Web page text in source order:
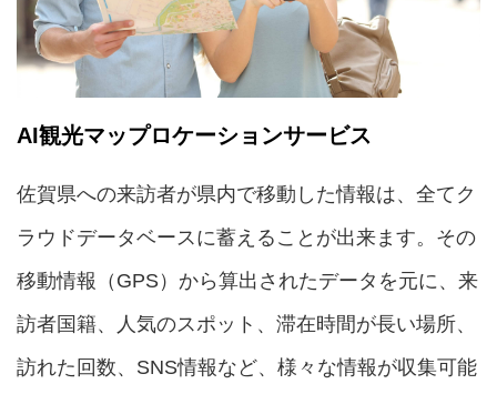
AI観光マップロケーションサービス
佐賀県への来訪者が県内で移動した情報は、全てク
ラウドデータベースに蓄えることが出来ます。その
移動情報（GPS）から算出されたデータを元に、来
訪者国籍、人気のスポット、滞在時間が長い場所、
訪れた回数、SNS情報など、様々な情報が収集可能